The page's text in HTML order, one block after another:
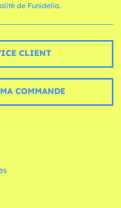
de Funidelia.
CLIENT
COMMANDE